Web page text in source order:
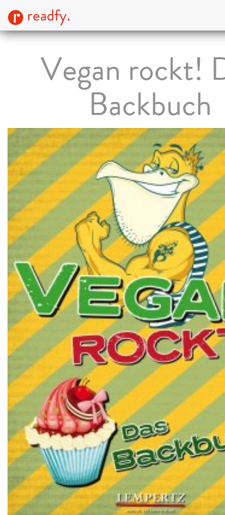
readfy.
Vegan rockt!
Backbuch